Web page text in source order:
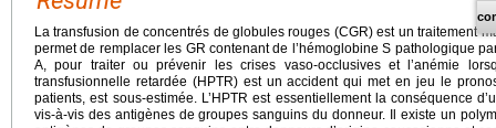
La transfusion de concentrés de globules rouges (CGR) est un traitement
permet de remplacer les GR contenant de l’hémoglobine S pathologique
A, pour traiter ou prévenir les crises vaso-occlusives et l’anémie
transfusionnelle retardée (HPTR) est un accident qui met en jeu le
patients, est sous-estimée. L’HPTR est essentiellement la conséquence
vis-à-vis des antigènes de groupes sanguins du donneur. Il existe un